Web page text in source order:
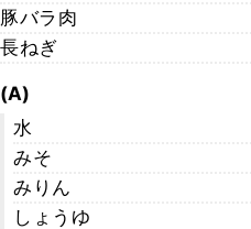
豚バラ肉
長ねぎ
(A)
水
みそ
みりん
しょうゆ